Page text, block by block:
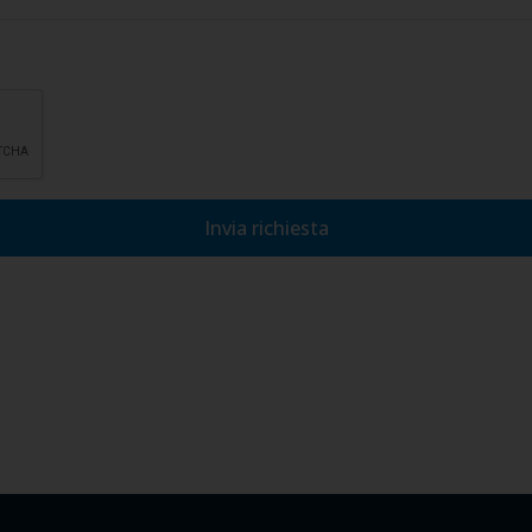
Invia richiesta